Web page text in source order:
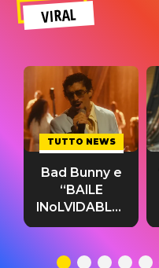
VIRAL
TUTTO NEWS
Bad Bunny e
“BAILE
INoLVIDABLE”:
testo,
significato